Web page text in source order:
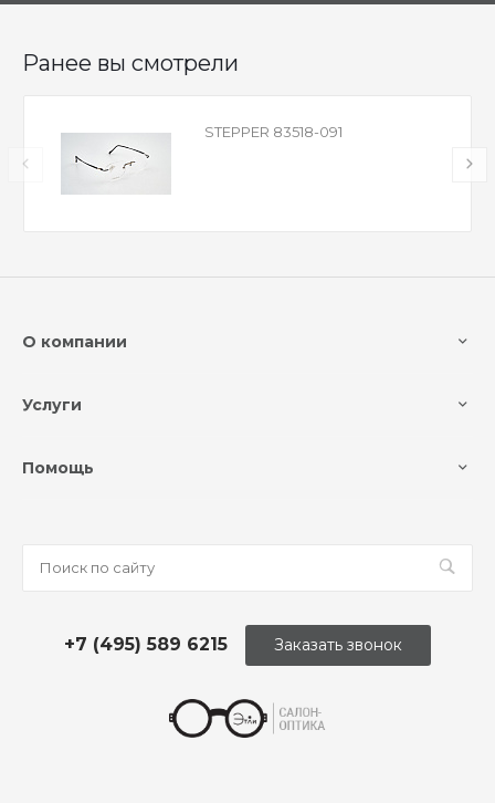
Ранее вы смотрели
STEPPER 83518-091
О компании
Услуги
Помощь
+7 (495) 589 6215 Заказать звонок